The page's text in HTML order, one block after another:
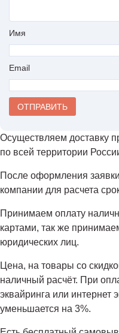
Имя
Email
Осуществляем доставку
по всей территории
После оформления
компании для расчета
Принимаем оплату
картами, так же
юридических лиц.
Цена, на товары со
наличный расчёт. При
эквайринга или интернет
уменьшается на 3%.